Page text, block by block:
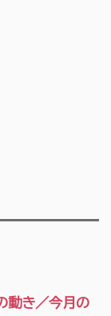
動き／今月の